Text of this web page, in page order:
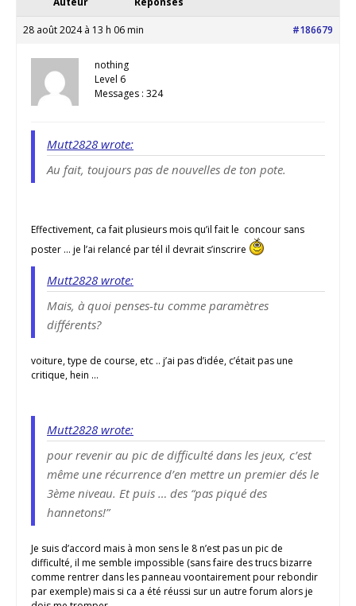
28 août 2024 à 13 h 06 min #186679
nothing
Level 6
Messages : 324
Mutt2828 wrote:
Au fait, toujours pas de nouvelles de ton pote.
Effectivement, ca fait plusieurs mois qu’il fait le concour sans
poster … je l’ai relancé par tél il devrait s’inscrire
Mutt2828 wrote:
Mais, à quoi penses-tu comme paramètres
différents?
voiture, type de course, etc .. j’ai pas d’idée, c’était pas une
critique, hein …
Mutt2828 wrote:
pour revenir au pic de difficulté dans les jeux, c’est
même une récurrence d’en mettre un premier dés le
3ème niveau. Et puis … des “pas piqué des
hannetons!”
Je suis d’accord mais à mon sens le 8 n’est pas un pic de
difficulté, il me semble impossible (sans faire des trucs bizarre
comme rentrer dans les panneau voontairement pour rebondir
par exemple) mais si ca a été réussi sur un autre forum alors je